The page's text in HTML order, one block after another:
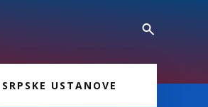
SRPSKE USTANOVE